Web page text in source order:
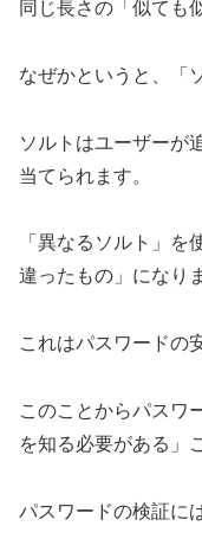
同じ長さの「似ても
なぜかというと、「
ソルトはユーザーが
当てられます。
「異なるソルト」を
違ったもの」になり
これはパスワードの
このことからパスワ
を知る必要がある」
パスワードの検証に